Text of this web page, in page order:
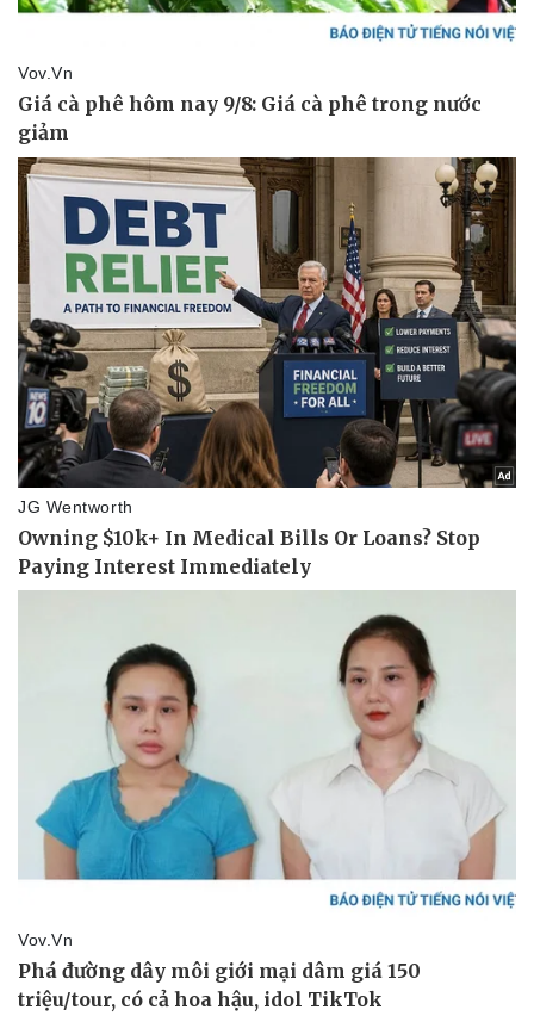
Văn hóa
Sân khấu - Điện ảnh
Văn học
Âm nhạc
Di sản
Giải trí
Nghệ sĩ
Thời trang
Sao Việt